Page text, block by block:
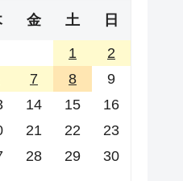
金 土 日
1
2
7 8
9
14 15
16
21 22
23
28 29
30